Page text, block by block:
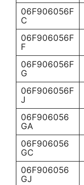
06F906056F
C
06F906056F
F
06F906056F
G
06F906056F
J
06F906056
GA
06F906056
GC
06F906056
GJ